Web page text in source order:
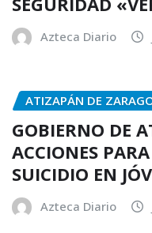
Azteca Diario
ATIZAPÁN DE
GOBIERNO DE
ACCIONES
SUICIDIO EN
Azteca Diario